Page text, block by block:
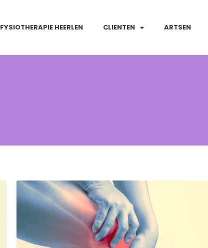
FYSIOTHERAPIE HEERLEN CLIENTEN ARTSEN